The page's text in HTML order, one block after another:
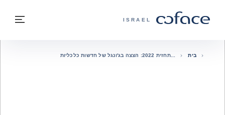
COFACE - אתר הקבוצה
ISRAEL
בחזרה לעמוד הבית
בית תחזית 2022: הצצה בג'ונגל של חדשות כלכליות